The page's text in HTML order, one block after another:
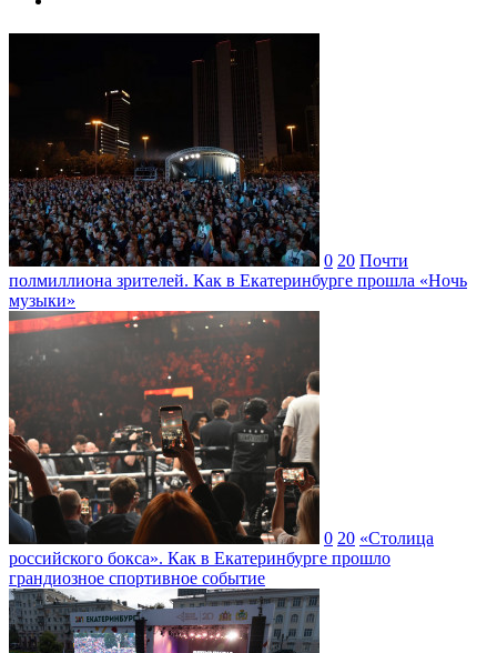
0 20 Почти
полмиллиона зрителей. Как в Екатеринбурге прошла «Ночь
музыки»
0 20 «Столица
российского бокса». Как в Екатеринбурге прошло
грандиозное спортивное событие